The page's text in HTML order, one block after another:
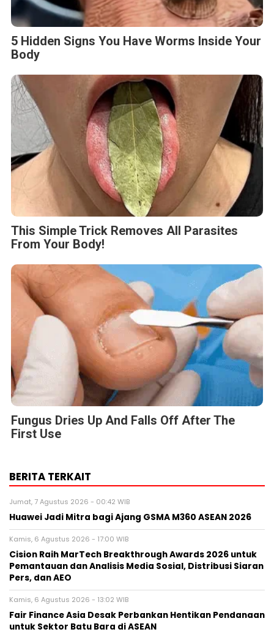
5 Hidden Signs You Have Worms Inside Your
Body
This Simple Trick Removes All Parasites
From Your Body!
Fungus Dries Up And Falls Off After The
First Use
BERITA TERKAIT
Jumat, 7 Agustus 2026 - 00:42 WIB
Huawei Jadi Mitra bagi Ajang GSMA M360 ASEAN 2026
Kamis, 6 Agustus 2026 - 17:00 WIB
Cision Raih MarTech Breakthrough Awards 2026 untuk
Pemantauan dan Analisis Media Sosial, Distribusi Siaran
Pers, dan AEO
Kamis, 6 Agustus 2026 - 13:02 WIB
Fair Finance Asia Desak Perbankan Hentikan Pendanaan
untuk Sektor Batu Bara di ASEAN